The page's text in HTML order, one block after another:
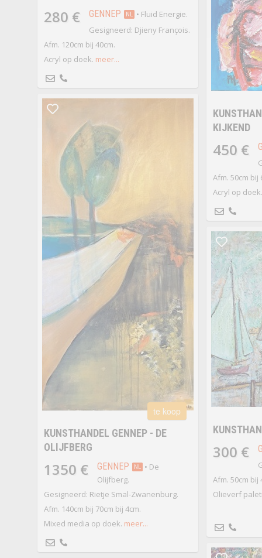
280 € GENNEP NL • Fluid Energie.
Gesigneerd: Djieny François.
Afm. 120cm bij 40cm.
Acryl op doek. meer...
KIJKEND
450 €
Afm. 50cm bij
Acryl op doek.
te koop
KUNSTHANDEL GENNEP - DE
OLIJFBERG
1350 € GENNEP NL • De
Olijfberg.
Gesigneerd: Rietje Smal-Zwanenburg.
Afm. 140cm bij 70cm bij 4cm.
Mixed media op doek. meer...
300 €
Afm. 50cm bij
Olieverf